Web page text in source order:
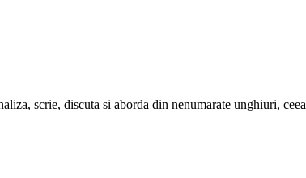
scrie, discuta si aborda din nenumarate unghiuri,